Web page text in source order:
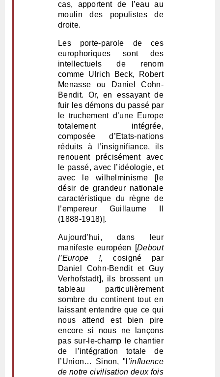
cas, apportent de l’eau au
moulin des populistes de
droite.
Les porte-parole de ces
europhoriques sont des
intellectuels de renom
comme Ulrich Beck, Robert
Menasse ou Daniel Cohn-
Bendit. Or, en essayant de
fuir les démons du passé par
le truchement d’une Europe
totalement intégrée,
composée d’Etats-nations
réduits à l’insignifiance, ils
renouent précisément avec
le passé, avec l’idéologie, et
avec le wilhelminisme [le
désir de grandeur nationale
caractéristique du règne de
l’empereur Guillaume II
(1888-1918)].
Aujourd’hui, dans leur
manifeste européen [Debout
l’Europe !,cosigné par
Daniel Cohn-Bendit et Guy
Verhofstadt], ils brossent un
tableau particulièrement
sombre du continent tout en
laissant entendre que ce qui
nous attend est bien pire
encore si nous ne lançons
pas sur-le-champ le chantier
de l’intégration totale de
l’Union… Sinon, "l ’influence
de notre civilisation deux fois